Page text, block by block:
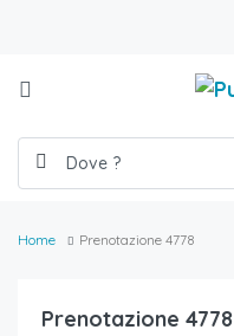
Home Prenotazione 4778
Prenotazione 4778